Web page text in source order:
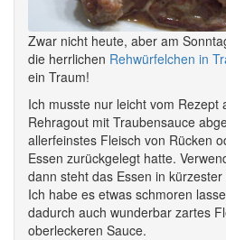
Zwar nicht heute, aber am
die herrlichen Rehwürfelchen in
ein Traum!
Ich musste nur leicht vom Rezept
Rehragout mit Traubensauce
allerfeinstes Fleisch von Rücken
Essen zurückgelegt hatte.
dann steht das Essen in
Ich habe es etwas schmoren
dadurch auch wunderbar zartes
oberleckeren Sauce.